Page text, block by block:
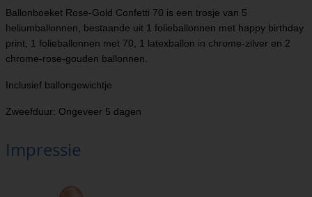
Ballonboeket Rose-Gold Confetti 70 is een trosje van 5
heliumballonnen, bestaande uit 1 folieballonnen met happy birthday
print, 1 folieballonnen met 70, 1 latexballon in chrome-zilver en 2
chrome-rose-gouden ballonnen.
Inclusief ballongewichtje
Zweefduur: Ongeveer 5 dagen
Impressie